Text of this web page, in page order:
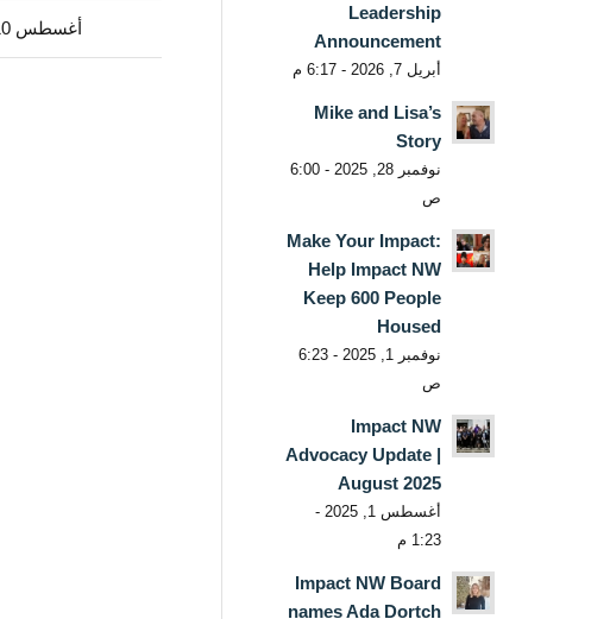
أغسطس 10 ، 2017
Leadership
Announcement
أبريل 7, 2026 - 6:17 م
Mike and Lisa’s
Story
نوفمبر 28, 2025 - 6:00
ص
Make Your Impact:
Help Impact NW
Keep 600 People
Housed
نوفمبر 1, 2025 - 6:23
ص
Impact NW
Advocacy Update |
August 2025
أغسطس 1, 2025 -
1:23 م
Impact NW Board
names Ada Dortch